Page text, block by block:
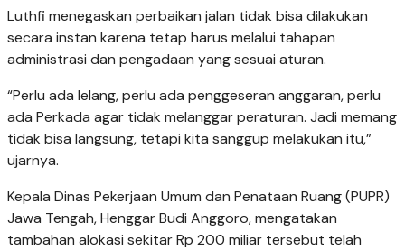
Luthfi menegaskan perbaikan jalan tidak bisa dilakukan
secara instan karena tetap harus melalui tahapan
administrasi dan pengadaan yang sesuai aturan.
“Perlu ada lelang, perlu ada penggeseran anggaran, perlu
ada Perkada agar tidak melanggar peraturan. Jadi memang
tidak bisa langsung, tetapi kita sanggup melakukan itu,”
ujarnya.
Kepala Dinas Pekerjaan Umum dan Penataan Ruang (PUPR)
Jawa Tengah, Henggar Budi Anggoro, mengatakan
tambahan alokasi sekitar Rp 200 miliar tersebut telah